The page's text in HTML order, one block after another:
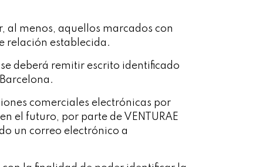
al menos, aquellos marcados con
relación establecida.
deberá remitir escrito identificado
comerciales electrónicas por
el futuro, por parte de VENTURAE
un correo electrónico a